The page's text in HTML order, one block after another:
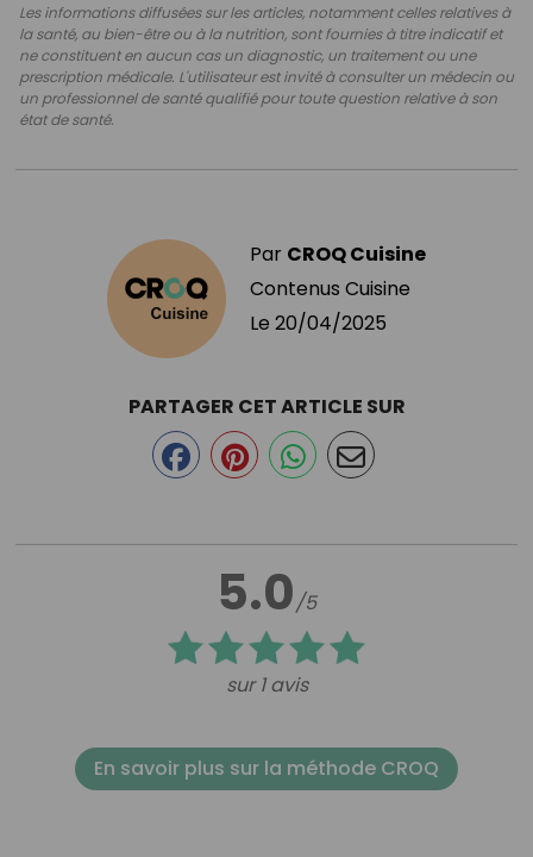
Les informations diffusées sur les articles, notamment celles relatives à
la santé, au bien-être ou à la nutrition, sont fournies à titre indicatif et
ne constituent en aucun cas un diagnostic, un traitement ou une
prescription médicale. L'utilisateur est invité à consulter un médecin ou
un professionnel de santé qualifié pour toute question relative à son
état de santé.
Par CROQ Cuisine
Contenus Cuisine
Le 20/04/2025
5.0/5
sur 1 avis
PARTAGER CET ARTICLE SUR
En savoir plus sur la méthode CROQ